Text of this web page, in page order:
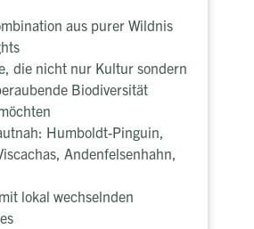
aus purer Wildnis
die nicht nur Kultur sondern
Biodiversität
Humboldt-Pinguin,
Andenfelsenhahn,
lokal wechselnden